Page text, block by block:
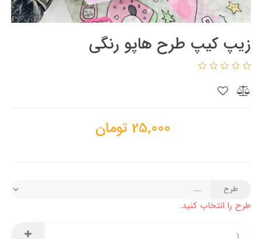
زیپ کیپ طرح هاپو رنگی
25,000 تومان
طرح
طرح را انتخاب کنید.